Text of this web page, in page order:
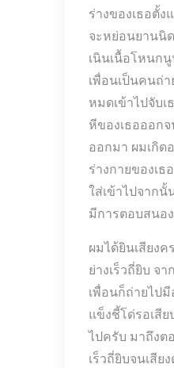
ร่างของเธอตั้ง
จะหย่อนยานนิ
เนินเนื้อโหนก
เพื่อนเป็นคนถ่
หมดเข้าไปจับ
หีของเธอออก
ออกมา ผมเกิด
ร่างกายของเธ
ใส่เข้าไปจากนั้
มีการตอบสนอ
ผมได้ยินเสียง
ย่างเร็วถี่ยิบ จ
เพื่อนก็ถ่ายไป
แข็งชี้โด่รอเสี
ไปครับ มาถึงต
เร็วถี่ยิบจนเสีย